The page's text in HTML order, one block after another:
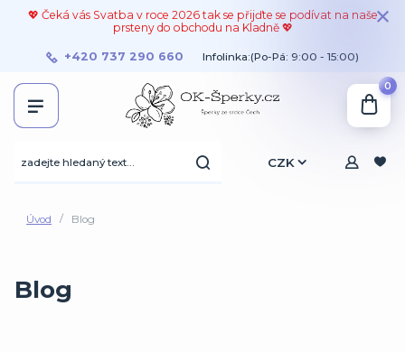
💖 Čeká vás Svatba v roce 2026 tak se přijďte se podívat na naše
prsteny do obchodu na Kladně 💖
CZK
+420 737 290 660 Infolinka:(Po-Pá: 9:00 - 15:00)
0
Úvod Blog
Blog